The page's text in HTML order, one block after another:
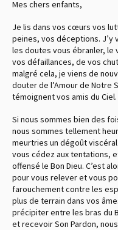
Mes chers enfants,
Je lis dans vos cœurs vos
peines, vos déceptions.
les doutes vous ébranler, le
vos défaillances, de vos
malgré cela, je viens de
douter de l’Amour de Notre
témoignent vos amis du Ciel.
Si nous sommes bien des
nous sommes tellement
meurtries un dégoût
vous cédez aux tentations,
offensé le Bon Dieu. C’est
pour vous relever et vous
farouchement contre les
plus de terrain dans vos
précipiter entre les bras du
et recevoir Son Pardon,